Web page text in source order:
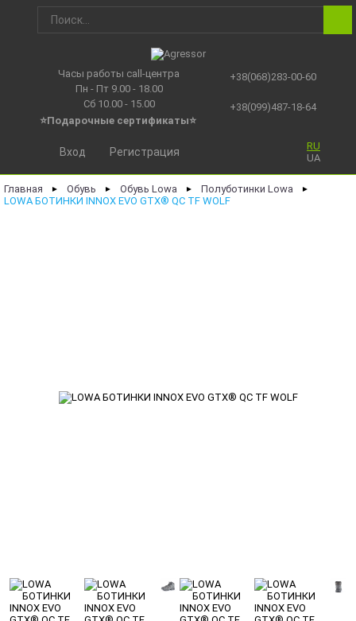
Часы работы call-центра
Пн - Пт 9.00 - 18.00
Сб 10.00 - 15.00
⭐Подарочные сертификаты⭐
+38(068)283-00-60
+38(099)487-18-64
RU
UA
Вход Регистрация
Главная ► Обувь ► Обувь Lowa ► Полуботинки Lowa ►
LOWA БОТИНКИ INNOX EVO GTX® QC TF WOLF